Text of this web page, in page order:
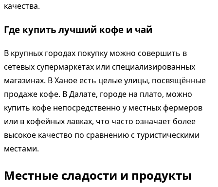
качества.
Где купить лучший кофе и чай
В крупных городах покупку можно совершить в
сетевых супермаркетах или специализированных
магазинах. В Ханое есть целые улицы, посвящённые
продаже кофе. В Далате, городе на плато, можно
купить кофе непосредственно у местных фермеров
или в кофейных лавках, что часто означает более
высокое качество по сравнению с туристическими
местами.
Местные сладости и продукты